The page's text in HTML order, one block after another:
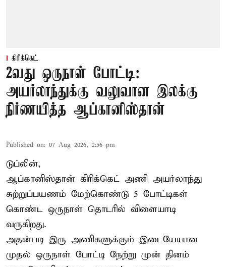
கிரிக்கெட்
2வது ஒருநாள் போட்டி:
அயர்லாந்துக்கு வலுவான இலக்கு
நிர்ணயித்த ஆப்கானிஸ்தான்
Published on: 07 Aug 2026, 2:56 pm
டுப்லின்,
ஆப்கானிஸ்தான் கிரிக்கெட் அணி அயர்லாந்து
சுற்றுப்பயணம் மேற்கொண்டு 5 போட்டிகள்
கொண்ட ஒருநாள் தொடரில் விளையாடி
வருகிறது.
அதன்படி இரு அணிகளுக்கும் இடையேயான
முதல் ஒருநாள் போட்டி நேற்று முன் தினம்